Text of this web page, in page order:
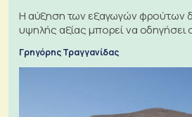
Η αύξηση των εξαγωγών φρούτων
υψηλής αξίας μπορεί να οδηγήσει
Γρηγόρης Τραγγανίδας